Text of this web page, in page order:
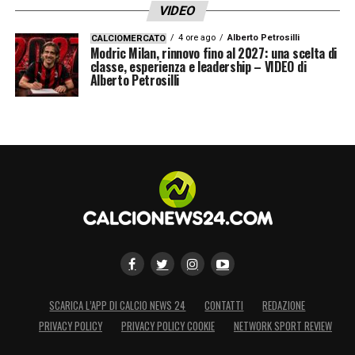
LA PLAYLIST DELLE NOSTRE TOP NEWS
VIDEO
CALCIOMERCATO 4 ore ago Alberto Petrosilli
Modric Milan, rinnovo fino al 2027: una scelta di
classe, esperienza e leadership – VIDEO di
Alberto Petrosilli
SCARICA L’APP DI CALCIO NEWS 24 CONTATTI
REDAZIONE
PRIVACY POLICY
PRIVACY POLICY COOKIE NETWORK SPORT REVIEW